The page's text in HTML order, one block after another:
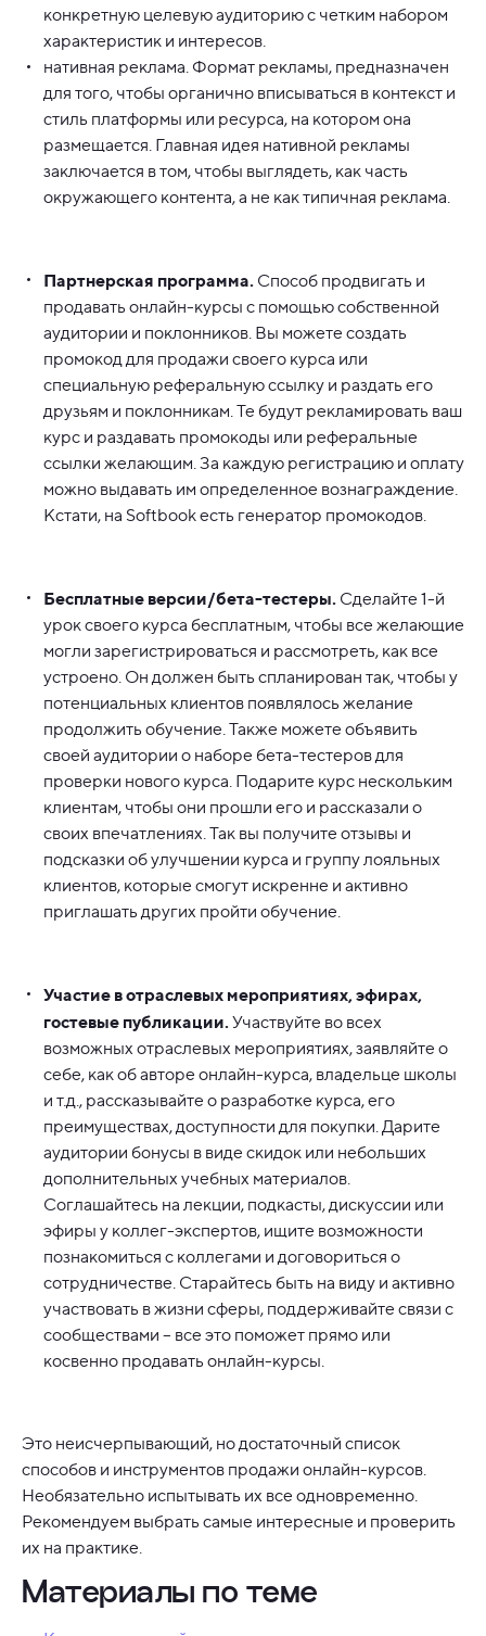
конкретную целевую аудиторию с четким набором
характеристик и интересов.
нативная реклама. Формат рекламы, предназначен
для того, чтобы органично вписываться в контекст и
стиль платформы или ресурса, на котором она
размещается. Главная идея нативной рекламы
заключается в том, чтобы выглядеть, как часть
окружающего контента, а не как типичная реклама.
Партнерская программа. Способ продвигать и
продавать онлайн-курсы с помощью собственной
аудитории и поклонников. Вы можете создать
промокод для продажи своего курса или
специальную реферальную ссылку и раздать его
друзьям и поклонникам. Те будут рекламировать ваш
курс и раздавать промокоды или реферальные
ссылки желающим. За каждую регистрацию и оплату
можно выдавать им определенное вознаграждение.
Кстати, на Softbook есть генератор промокодов.
Бесплатные версии/бета-тестеры. Сделайте 1-й
урок своего курса бесплатным, чтобы все желающие
могли зарегистрироваться и рассмотреть, как все
устроено. Он должен быть спланирован так, чтобы у
потенциальных клиентов появлялось желание
продолжить обучение. Также можете объявить
своей аудитории о наборе бета-тестеров для
проверки нового курса. Подарите курс нескольким
клиентам, чтобы они прошли его и рассказали о
своих впечатлениях. Так вы получите отзывы и
подсказки об улучшении курса и группу лояльных
клиентов, которые смогут искренне и активно
приглашать других пройти обучение.
Участие в отраслевых мероприятиях, эфирах,
гостевые публикации.Участвуйте во всех
возможных отраслевых мероприятиях, заявляйте о
себе, как об авторе онлайн-курса, владельце школы
и т.д., рассказывайте о разработке курса, его
преимуществах, доступности для покупки. Дарите
аудитории бонусы в виде скидок или небольших
дополнительных учебных материалов.
Соглашайтесь на лекции, подкасты, дискуссии или
эфиры у коллег-экспертов, ищите возможности
познакомиться с коллегами и договориться о
сотрудничестве. Старайтесь быть на виду и активно
участвовать в жизни сферы, поддерживайте связи с
сообществами – все это поможет прямо или
косвенно продавать онлайн-курсы.
Это неисчерпывающий, но достаточный список
способов и инструментов продажи онлайн-курсов.
Необязательно испытывать их все одновременно.
Рекомендуем выбрать самые интересные и проверить
их на практике.
Материалы по теме